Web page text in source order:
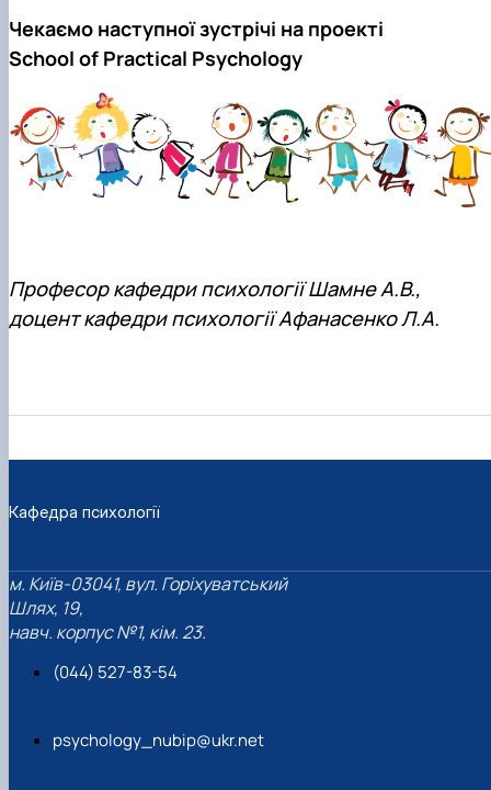
Чекаємо наступної зустрічі на проекті
School of Practical Psychology
Професор кафедри психології Шамне А.В.,
доцент кафедри психології Афанасенко Л.А.
Кафедра психології
м. Київ-03041, вул. Горіхуватський
Шлях, 19,
навч. корпус №1, кім. 23.
(044) 527-83-54
psychology_nubip@ukr.net